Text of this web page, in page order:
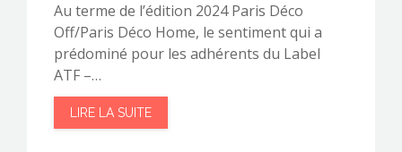
Au terme de l’édition 2024 Paris Déco
Off/Paris Déco Home, le sentiment qui a
prédominé pour les adhérents du Label
ATF –…
LIRE LA SUITE